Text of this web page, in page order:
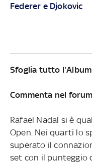
Federer e Djokovic
Sfoglia tutto
Commenta nel
Rafael Nadal si è
Open. Nei quarti lo
superato il
set con il punteggio